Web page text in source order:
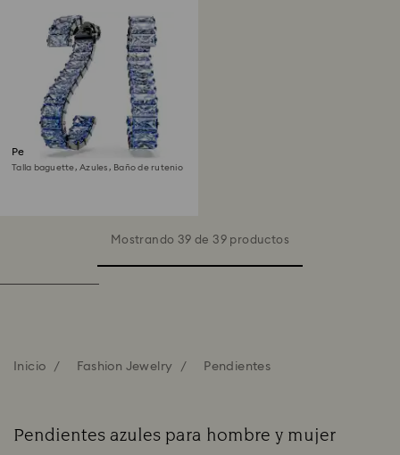
Pendientes Matrix
Talla baguette, Azules, Baño de rutenio
Mostrando 39 de 39 productos
Inicio Fashion Jewelry Pendientes
Pendientes azules para hombre y mujer